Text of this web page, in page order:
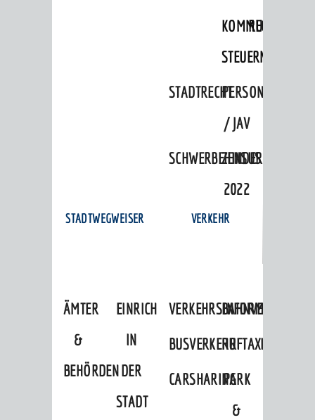
KOMMUNALE
STEUERN
STADTRECHTPERSONALRAT
/ JAV
ZENSUS
2022
STADTWEGWEISER
ÄMTER
&
BEHÖRDEN
EINRICHTUNGEN
IN
DER
STADT
VERKEHR
VERKEHRSINFORMATIONEN
BAHNVERKEHR
BUSVERKEHRRUFTAXI
CARSHARINGPARK
&